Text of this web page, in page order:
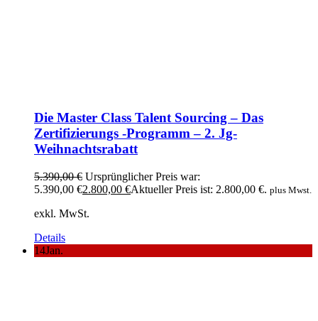
Die Master Class Talent Sourcing – Das
Zertifizierungs -Programm – 2. Jg-
Weihnachtsrabatt
5.390,00€ Ursprünglicher Preis war:
5.390,00 €2.800,00 €Aktueller Preis ist: 2.800,00 €. plus Mwst.
exkl. MwSt.
Details
14Jan.